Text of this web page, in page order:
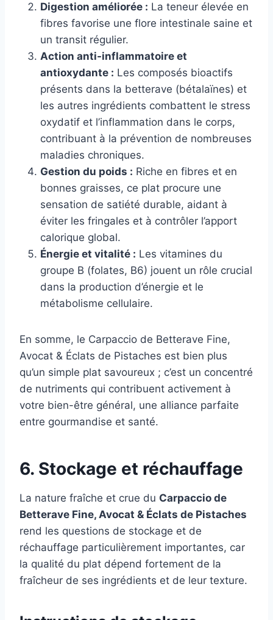
Digestion améliorée : La teneur élevée en
fibres favorise une flore intestinale saine et
un transit régulier.
Action anti-inflammatoire et
antioxydante : Les composés bioactifs
présents dans la betterave (bétalaïnes) et
les autres ingrédients combattent le stress
oxydatif et l’inflammation dans le corps,
contribuant à la prévention de nombreuses
maladies chroniques.
Gestion du poids : Riche en fibres et en
bonnes graisses, ce plat procure une
sensation de satiété durable, aidant à
éviter les fringales et à contrôler l’apport
calorique global.
Énergie et vitalité : Les vitamines du
groupe B (folates, B6) jouent un rôle crucial
dans la production d’énergie et le
métabolisme cellulaire.
En somme, le Carpaccio de Betterave Fine,
Avocat & Éclats de Pistaches est bien plus
qu’un simple plat savoureux ; c’est un concentré
de nutriments qui contribuent activement à
votre bien-être général, une alliance parfaite
entre gourmandise et santé.
6. Stockage et réchauffage
La nature fraîche et crue du Carpaccio de
Betterave Fine, Avocat & Éclats de Pistaches
rend les questions de stockage et de
réchauffage particulièrement importantes, car
la qualité du plat dépend fortement de la
fraîcheur de ses ingrédients et de leur texture.